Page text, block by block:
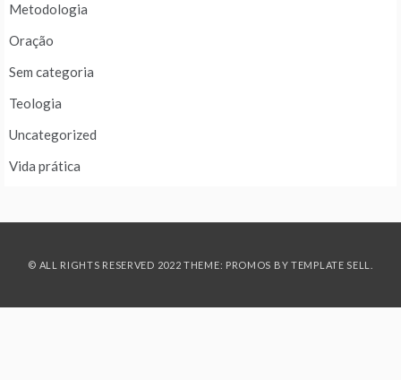
Metodologia
Oração
Sem categoria
Teologia
Uncategorized
Vida prática
© ALL RIGHTS RESERVED 2022 THEME: PROMOS BY TEMPLATE SELL